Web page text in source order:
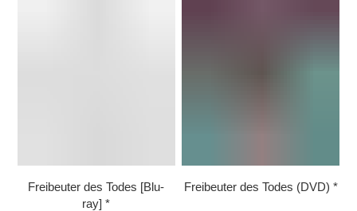
Freibeuter des Todes [Blu-
ray]
Freibeuter des Todes (DVD)